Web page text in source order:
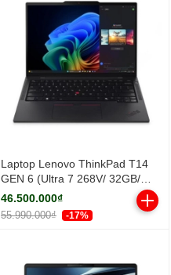
Laptop Lenovo ThinkPad T14
GEN 6 (Ultra 7 268V/ 32GB/
512GB SSD/ 14 inch WUXGA/
NoOS/ Black/ Vỏ nhôm/ 3Y)
46.500.000₫
55.990.000₫ -17%